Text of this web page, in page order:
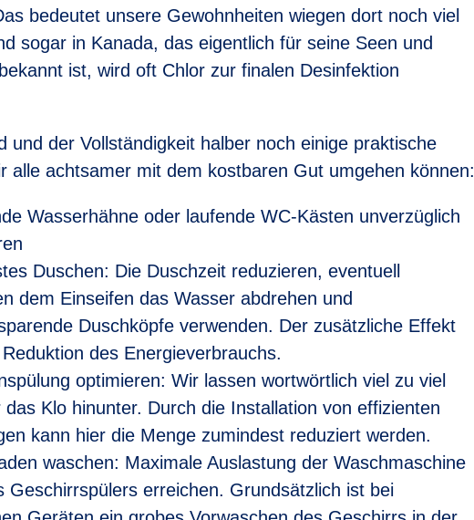
bedeutet unsere Gewohnheiten wiegen dort noch viel
sogar in Kanada, das eigentlich für seine Seen und
ist, wird oft Chlor zur finalen Desinfektion
und der Vollständigkeit halber noch einige praktische
alle achtsamer mit dem kostbaren Gut umgehen können:
Wasserhähne oder laufende WC-Kästen unverzüglich
Duschen: Die Duschzeit reduzieren, eventuell
dem Einseifen das Wasser abdrehen und
Duschköpfe verwenden. Der zusätzliche Effekt
des Energieverbrauchs.
optimieren: Wir lassen wortwörtlich viel zu viel
das Klo hinunter. Durch die Installation von effizienten
kann hier die Menge zumindest reduziert werden.
waschen: Maximale Auslastung der Waschmaschine
Geschirrspülers erreichen. Grundsätzlich ist bei